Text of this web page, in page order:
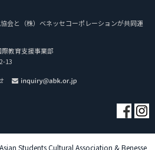
会と（株）ベネッセコーポレーションが共同運
教育支援事業部
13
Students Cultural Association & Benesse